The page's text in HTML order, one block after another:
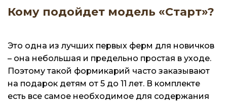
Кому подойдет модель «Старт»?
Это одна из лучших первых ферм для новичков
– она небольшая и предельно простая в уходе.
Поэтому такой формикарий часто заказывают
на подарок детям от 5 до 11 лет. В комплекте
есть все самое необходимое для содержания